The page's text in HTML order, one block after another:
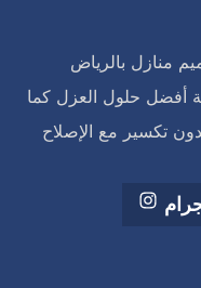
منازل بالرياض
أفضل حلول العزل كما
تكسير مع الإصلاح